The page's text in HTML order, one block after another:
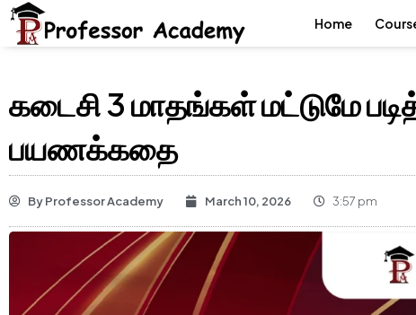
Home
கடைசி 3 மாதங்கள் மட்டுமே
பயணக்கதை
ByProfessor Academy March 10, 2026 3:57 pm